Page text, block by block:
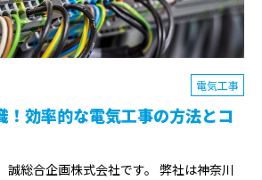
電気工事
！効率的な電気工事の方法とコ
誠総合企画株式会社です。 弊社は神奈川